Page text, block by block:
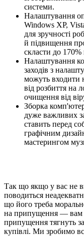
системи.
Налаштування
Windows XP,
для зручності
й підвищення
скласти до 170%
Налаштування
заходів з
можуть входити
від розбиття на
очищення від
Зборка
дуже важливих
ставить перед
графічним
мастерингом
Так що якщо у вас не
поводиться
що його треба
на припущення — вам
припущення тягнуть
купівлі. Ми зробимо